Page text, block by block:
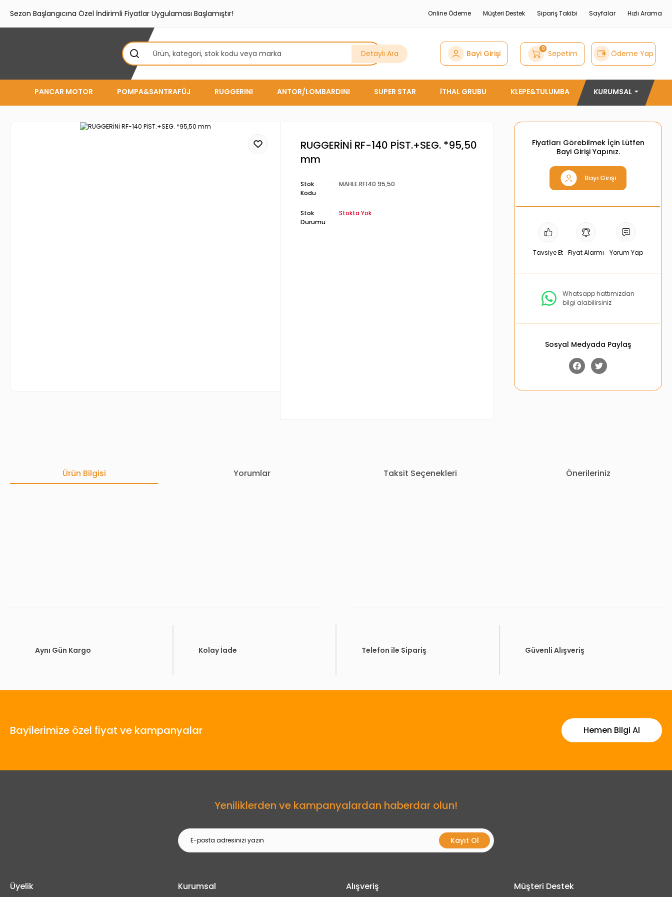
Sezon Başlangıcına Özel İndirimli Fiyatlar Uygulaması Başlamıştır! Online Ödeme Müşteri Destek Sipariş Takibi Sayfalar Hızlı Arama
Detaylı Ara Bayi Girişi 0 Sepetim Ödeme Yap
PANCAR MOTOR POMPA&SANTRAFÜJ RUGGERINI ANTOR/LOMBARDINI SUPER STAR İTHAL GRUBU KLEPE&TULUMBA KURUMSAL
RUGGERİNİ RF-140 PİST.+SEG. *95,50
mm
Stok
Kodu
MAHLE.RF140 95,50
Stok
Durumu
Stokta Yok
Fiyatları Görebilmek İçin Lütfen
Bayi Girişi Yapınız.
Bayi Girişi
Tavsiye Et Fiyat Alarmı Yorum Yap
Whatsapp hattımızdan
bilgi alabilirsiniz
Sosyal Medyada Paylaş
Ürün Bilgisi Yorumlar Taksit Seçenekleri Önerileriniz
Gönder
Aynı Gün Kargo Kolay İade Telefon ile Sipariş Güvenli Alışveriş
Bayilerimize özel fiyat ve kampanyalar Hemen Bilgi Al
Yeniliklerden ve kampanyalardan haberdar olun!
Kayıt Ol
Üyelik Kurumsal Alışveriş Müşteri Destek